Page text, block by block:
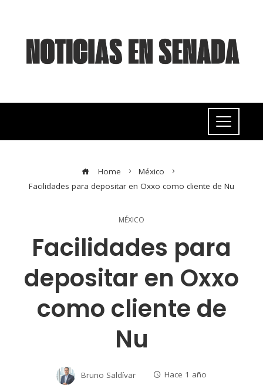
Home
México
Facilidades para depositar en Oxxo como cliente de Nu
MÉXICO
Facilidades para
depositar en Oxxo
como cliente de
Nu
Bruno Saldívar Hace 1 año